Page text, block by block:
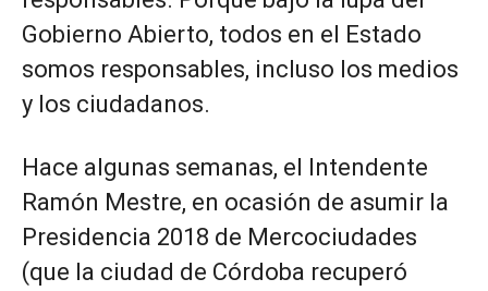
Gobierno Abierto, todos en el Estado
somos responsables, incluso los medios
y los ciudadanos.
Hace algunas semanas, el Intendente
Ramón Mestre, en ocasión de asumir la
Presidencia 2018 de Mercociudades
(que la ciudad de Córdoba recuperó